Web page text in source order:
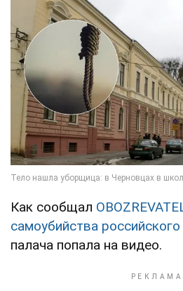
Как сообщал
самоубийства российского
палача попала на видео.